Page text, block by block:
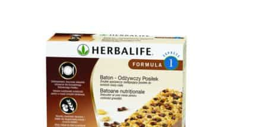
Detoxifiere Herbalife
Imunitate Herbalife
Suport Sistem Cardiovascular
Vitamine Copii
Sanatatea Creierului
Scaderea Colesterolului
Produse vegetarieni, vegani